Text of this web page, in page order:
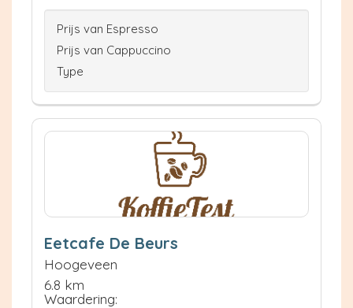
Prijs van Espresso
Prijs van Cappuccino
Type
Eetcafe De Beurs
Hoogeveen
6.8 km
Waardering: